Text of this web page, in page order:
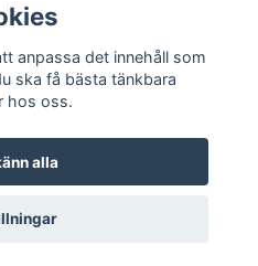
anpassa det innehåll som
ska få bästa tänkbara
hos oss.
alla